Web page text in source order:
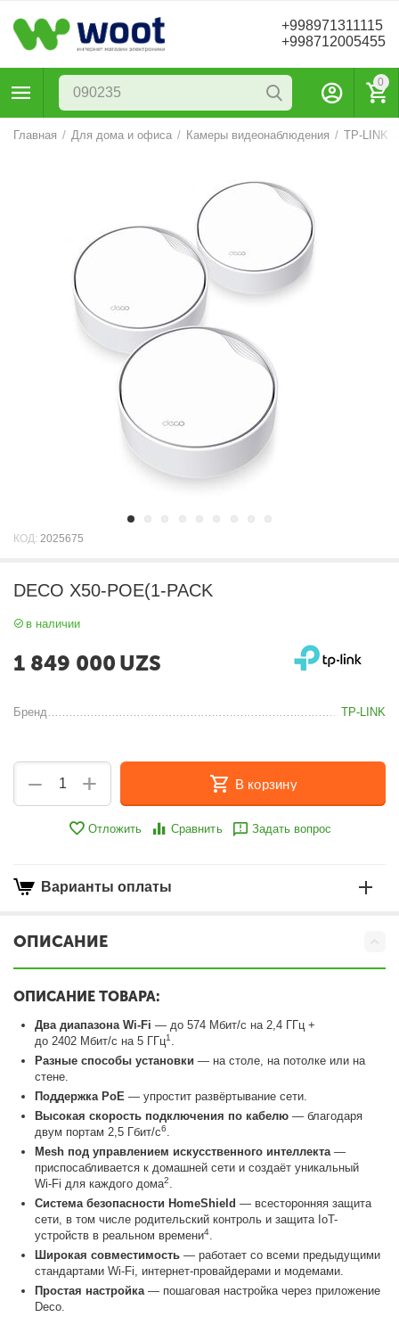
+998971311115
+998712005455
0
Главная / Для дома и офиса / Камеры видеонаблюдения / TP-LINK
КОД: 2025675
DECO X50-POE(1-PACK
в наличии
1 849 000 UZS
Бренд TP-LINK
+
− В корзину
Отложить Сравнить Задать вопрос
Варианты оплаты
ОПИСАНИЕ
ОПИСАНИЕ ТОВАРА:
Два диапазона Wi-Fi — до 574 Мбит/с на 2,4 ГГц +
до 2402 Мбит/с на 5 ГГц1 .
Разные способы установки — на столе, на потолке или на
стене.
Поддержка PoE — упростит развёртывание сети.
Высокая скорость подключения по кабелю — благодаря
двум портам 2,5 Гбит/с6.
Mesh под управлением искусственного интеллекта—
приспосабливается к домашней сети и создаёт уникальный
Wi‑Fi для каждого дома2.
Система безопасности HomeShield — всесторонняя защита
сети, в том числе родительский контроль и защита IoT-
устройств в реальном времени4.
Широкая совместимость — работает со всеми предыдущими
стандартами Wi-Fi, интернет-провайдерами и модемами.
Простая настройка— пошаговая настройка через приложение
Deco.